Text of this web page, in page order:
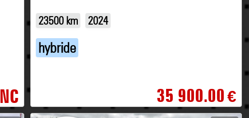
NC
23500 km 2024
hybride
35 900.00€